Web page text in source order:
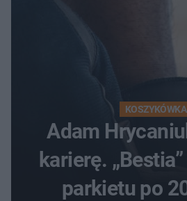
KOSZYKÓWKA
Adam
karierę.
parkietu po